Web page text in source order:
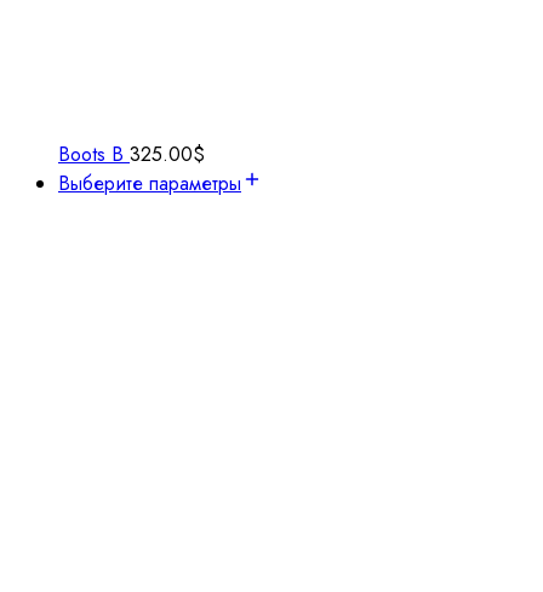
Boots B 325.00$
Выберите параметры